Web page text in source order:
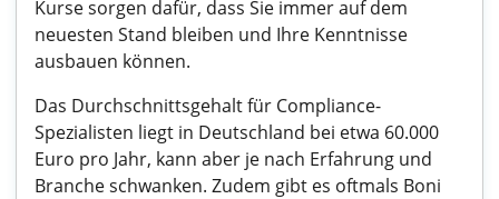
Kurse sorgen dafür, dass Sie immer auf dem
neuesten Stand bleiben und Ihre Kenntnisse
ausbauen können.
Das Durchschnittsgehalt für Compliance-
Spezialisten liegt in Deutschland bei etwa 60.000
Euro pro Jahr, kann aber je nach Erfahrung und
Branche schwanken. Zudem gibt es oftmals Boni